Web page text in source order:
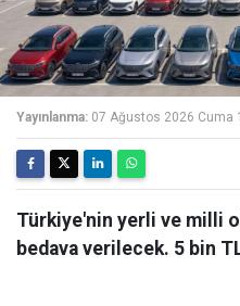
Yayınlanma: 07 Ağustos 2026 Cuma
Türkiye'nin yerli ve milli
bedava verilecek. 5 bin